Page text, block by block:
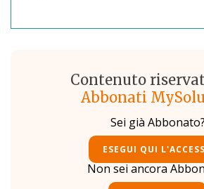
Contenuto
Abbonati
Sei già Abbonato?
ESEGUI QUI
Non sei ancora